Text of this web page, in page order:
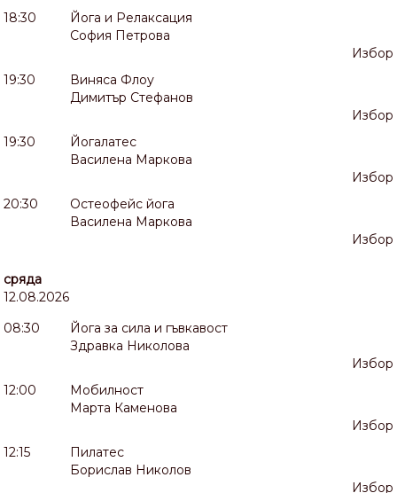
18:30
Йога и Релаксация
София Петрова
Избор
19:30
Виняса Флоу
Димитър Стефанов
Избор
19:30
Йогалатес
Василена Маркова
Избор
20:30
Остеофейс йога
Василена Маркова
Избор
сряда
12.08.2026
08:30
Йога за сила и гъвкавост
Здравка Николова
Избор
12:00
Мобилност
Марта Каменова
Избор
12:15
Пилатес
Борислав Николов
Избор